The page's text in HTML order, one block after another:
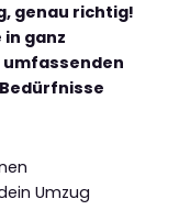
genau richtig!
ganz
umfassenden
Umzug